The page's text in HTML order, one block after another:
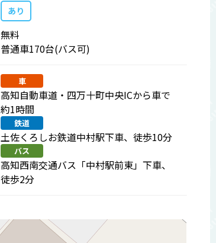
あり
無料
普通車170台(バス可)
車
高知自動車道・四万十町中央ICから車で
約1時間
鉄道
土佐くろしお鉄道中村駅下車、徒歩10分
バス
高知西南交通バス「中村駅前東」下車、
徒歩2分